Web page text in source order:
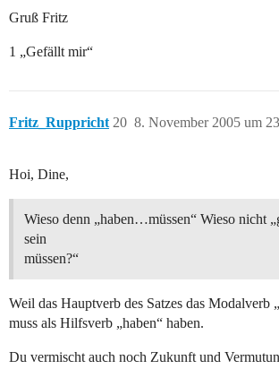
Gruß Fritz
1 „Gefällt mir“
Fritz_Ruppricht 8. November 2005 um
20
Hoi, Dine,
Wieso denn „haben…müssen“ Wieso nicht
sein
müssen?“
Weil das Hauptverb des Satzes das Modalverb
muss als Hilfsverb „haben“ haben.
Du vermischt auch noch Zukunft und